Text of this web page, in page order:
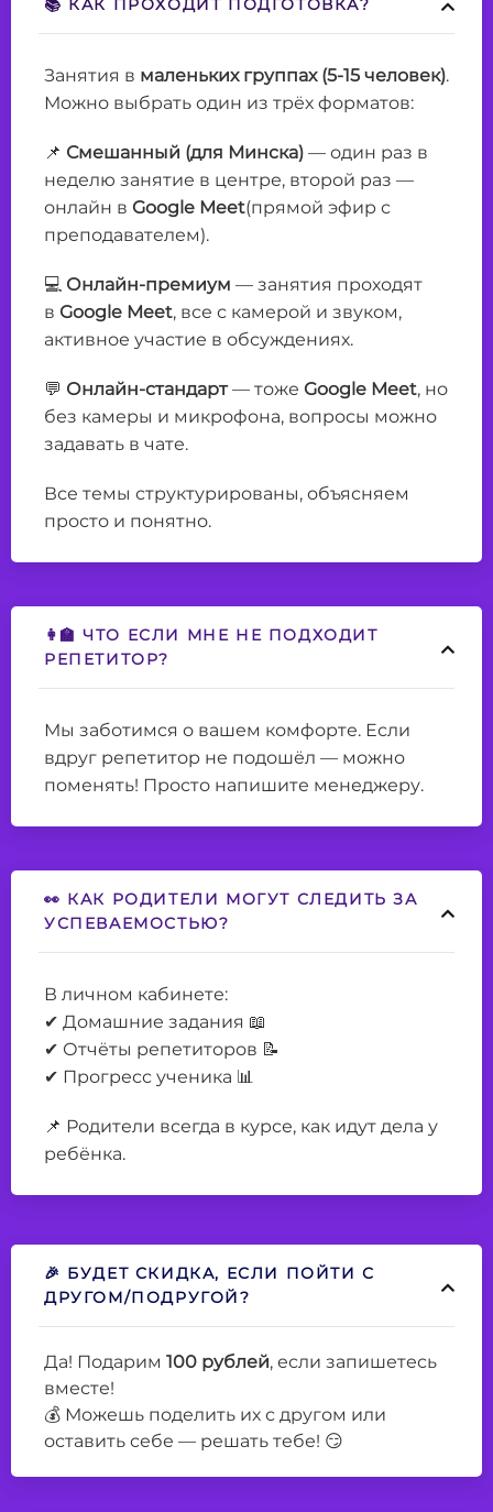
📚 КАК ПРОХОДИТ ПОДГОТОВКА?
Занятия в маленьких группах (5-15 человек).
Можно выбрать один из трёх форматов:
📌 Смешанный (для Минска) — один раз в
неделю занятие в центре, второй раз —
онлайн в Google Meet(прямой эфир с
преподавателем).
💻 Онлайн-премиум — занятия проходят
в Google Meet, все с камерой и звуком,
активное участие в обсуждениях.
💬 Онлайн-стандарт — тоже Google Meet, но
без камеры и микрофона, вопросы можно
задавать в чате.
Все темы структурированы, объясняем
просто и понятно.
👩‍🏫 ЧТО ЕСЛИ МНЕ НЕ ПОДХОДИТ
РЕПЕТИТОР?
Мы заботимся о вашем комфорте. Если
вдруг репетитор не подошёл — можно
поменять! Просто напишите менеджеру.
👀 КАК РОДИТЕЛИ МОГУТ СЛЕДИТЬ ЗА
УСПЕВАЕМОСТЬЮ?
В личном кабинете:
✔ Домашние задания 📖
✔ Отчёты репетиторов 📝
✔ Прогресс ученика 📊
📌 Родители всегда в курсе, как идут дела у
ребёнка.
🎉 БУДЕТ СКИДКА, ЕСЛИ ПОЙТИ С
ДРУГОМ/ПОДРУГОЙ?
Да! Подарим 100 рублей, если запишетесь
вместе!
💰 Можешь поделить их с другом или
оставить себе — решать тебе! 😏